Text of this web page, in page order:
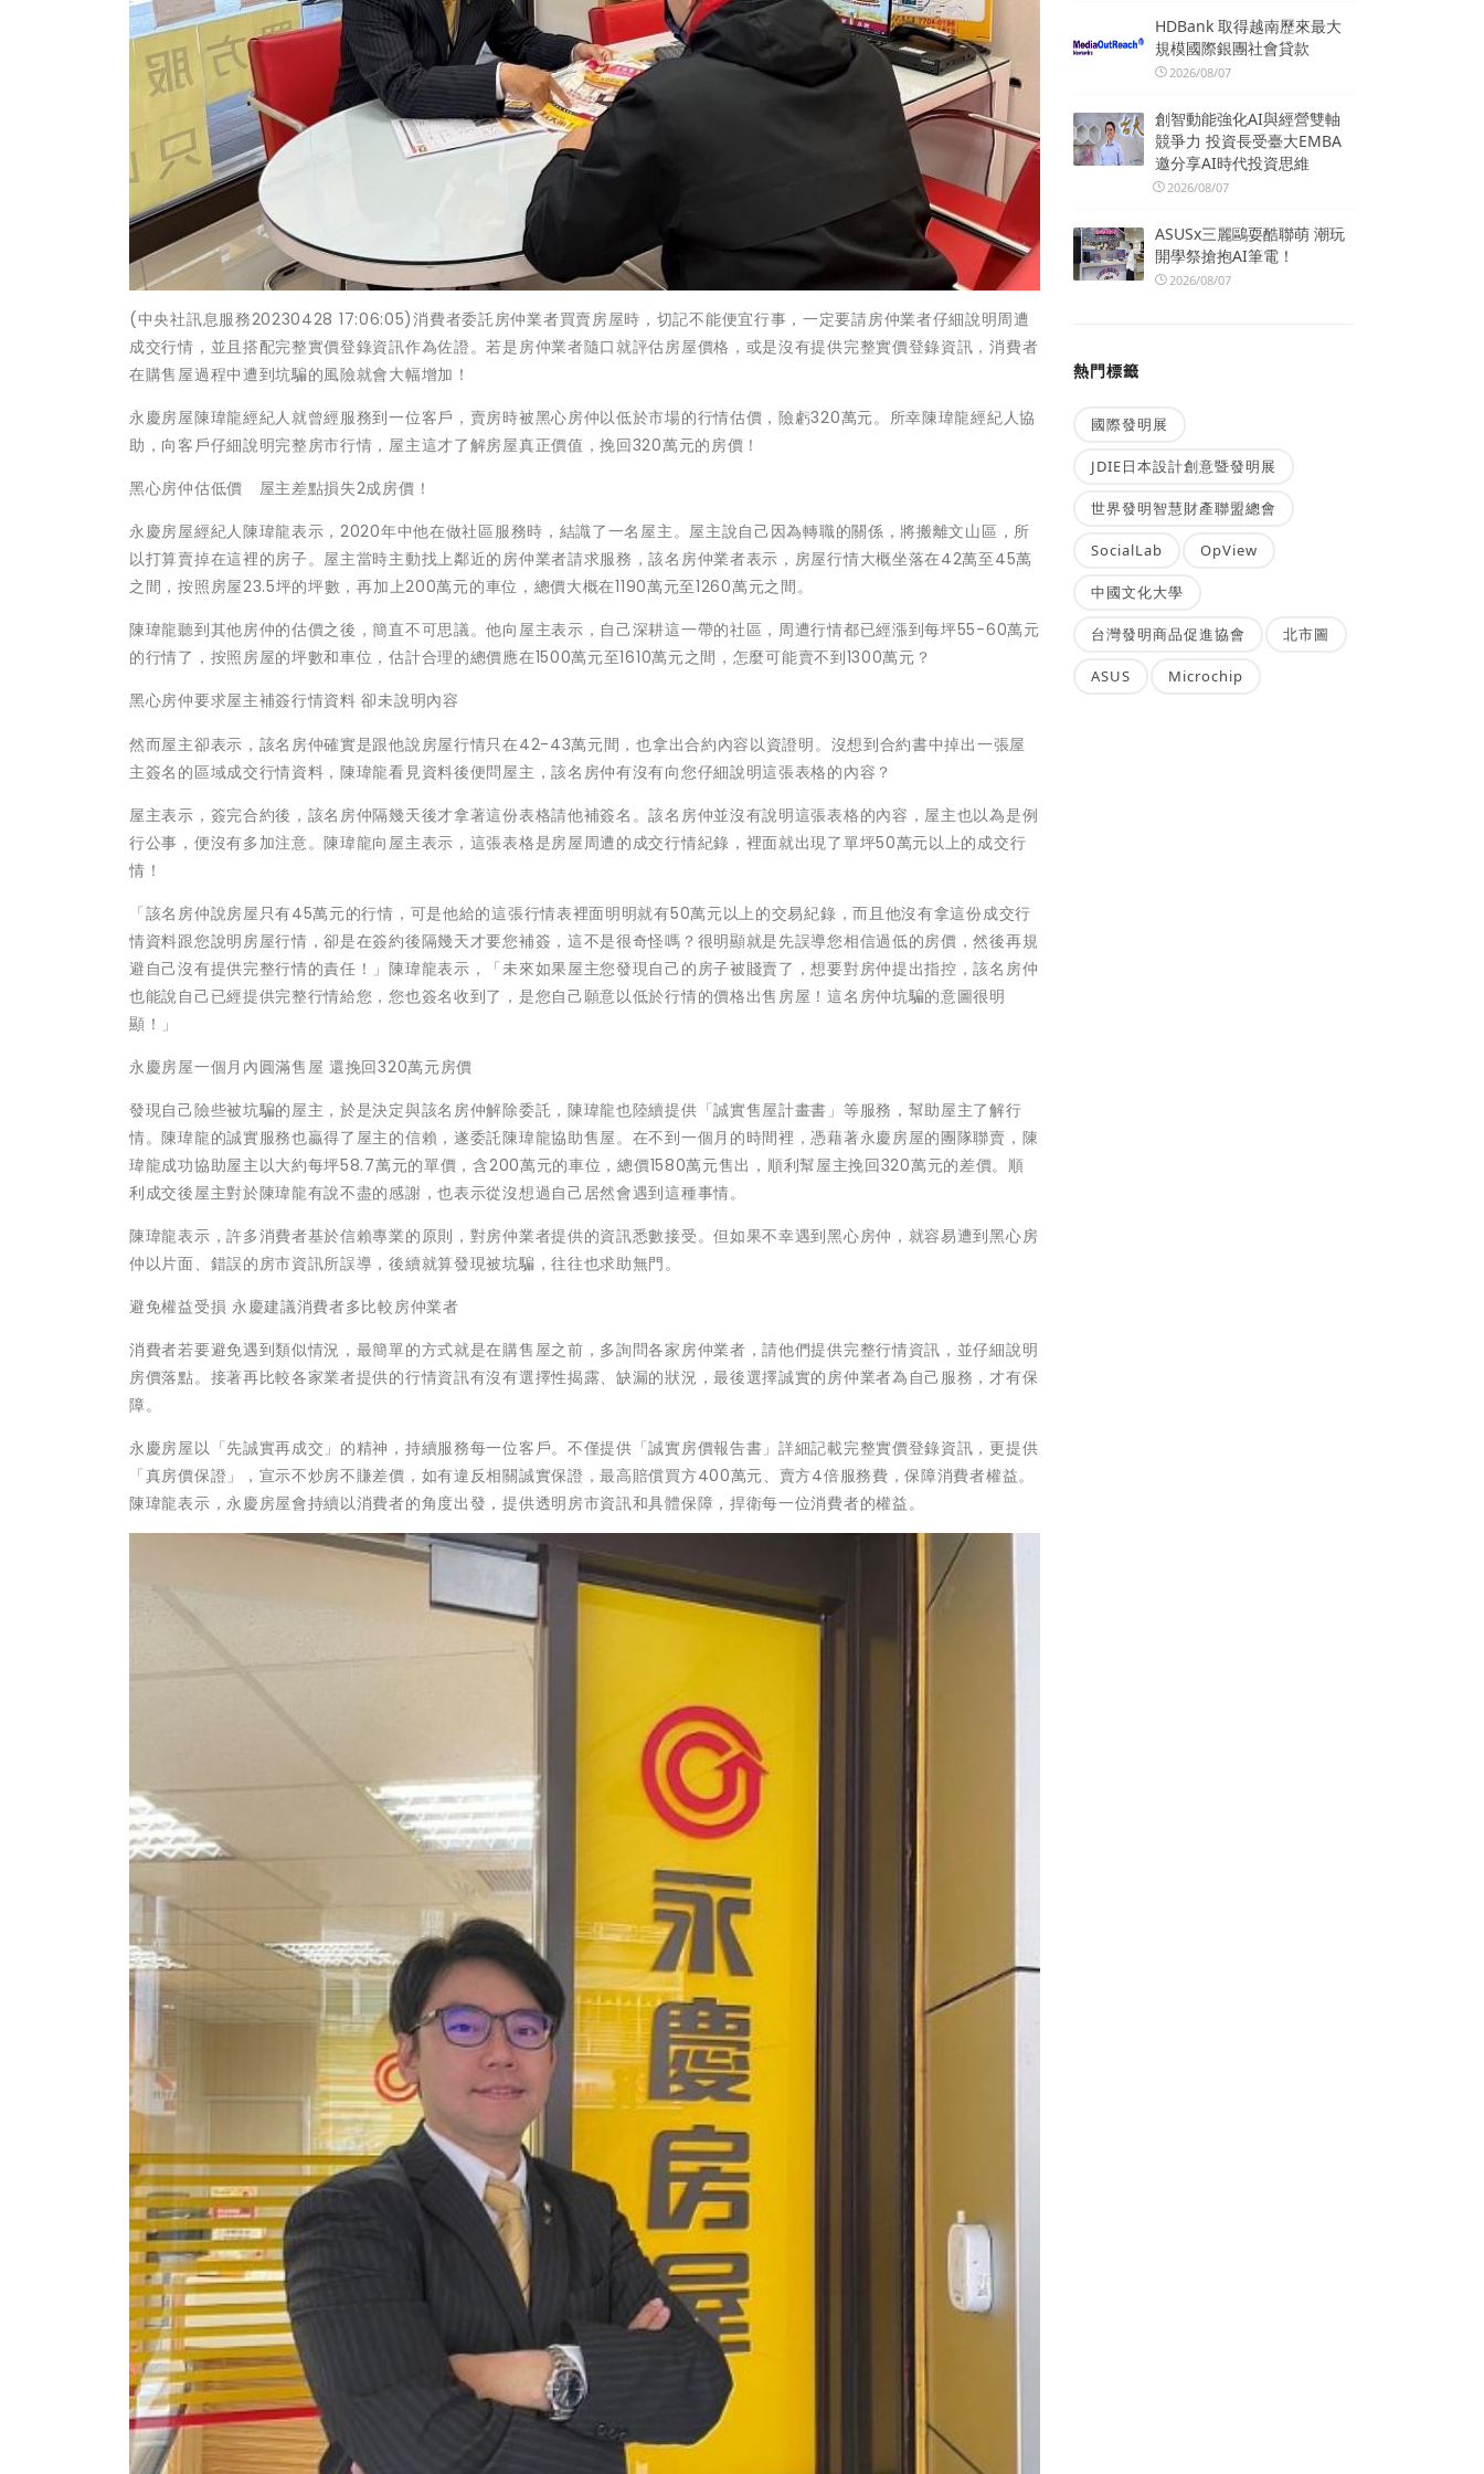
(中央社訊息服務20230428 17:06:05)消費者委託房仲業者買賣房屋時，切記不能便宜行事，一定要請房仲業者仔細說明周遭
成交行情，並且搭配完整實價登錄資訊作為佐證。若是房仲業者隨口就評估房屋價格，或是沒有提供完整實價登錄資訊，消費者
在購售屋過程中遭到坑騙的風險就會大幅增加！
永慶房屋陳瑋龍經紀人就曾經服務到一位客戶，賣房時被黑心房仲以低於市場的行情估價，險虧320萬元。所幸陳瑋龍經紀人協
助，向客戶仔細說明完整房市行情，屋主這才了解房屋真正價值，挽回320萬元的房價！
黑心房仲估低價 屋主差點損失2成房價！
永慶房屋經紀人陳瑋龍表示，2020年中他在做社區服務時，結識了一名屋主。屋主說自己因為轉職的關係，將搬離文山區，所
以打算賣掉在這裡的房子。屋主當時主動找上鄰近的房仲業者請求服務，該名房仲業者表示，房屋行情大概坐落在42萬至45萬
之間，按照房屋23.5坪的坪數，再加上200萬元的車位，總價大概在1190萬元至1260萬元之間。
陳瑋龍聽到其他房仲的估價之後，簡直不可思議。他向屋主表示，自己深耕這一帶的社區，周遭行情都已經漲到每坪55-60萬元
的行情了，按照房屋的坪數和車位，估計合理的總價應在1500萬元至1610萬元之間，怎麼可能賣不到1300萬元？
黑心房仲要求屋主補簽行情資料 卻未說明內容
然而屋主卻表示，該名房仲確實是跟他說房屋行情只在42-43萬元間，也拿出合約內容以資證明。沒想到合約書中掉出一張屋
主簽名的區域成交行情資料，陳瑋龍看見資料後便問屋主，該名房仲有沒有向您仔細說明這張表格的內容？
屋主表示，簽完合約後，該名房仲隔幾天後才拿著這份表格請他補簽名。該名房仲並沒有說明這張表格的內容，屋主也以為是例
行公事，便沒有多加注意。陳瑋龍向屋主表示，這張表格是房屋周遭的成交行情紀錄，裡面就出現了單坪50萬元以上的成交行
情！
「該名房仲說房屋只有45萬元的行情，可是他給的這張行情表裡面明明就有50萬元以上的交易紀錄，而且他沒有拿這份成交行
情資料跟您說明房屋行情，卻是在簽約後隔幾天才要您補簽，這不是很奇怪嗎？很明顯就是先誤導您相信過低的房價，然後再規
避自己沒有提供完整行情的責任！」陳瑋龍表示，「未來如果屋主您發現自己的房子被賤賣了，想要對房仲提出指控，該名房仲
也能說自己已經提供完整行情給您，您也簽名收到了，是您自己願意以低於行情的價格出售房屋！這名房仲坑騙的意圖很明
顯！」
永慶房屋一個月內圓滿售屋 還挽回320萬元房價
發現自己險些被坑騙的屋主，於是決定與該名房仲解除委託，陳瑋龍也陸續提供「誠實售屋計畫書」等服務，幫助屋主了解行
情。陳瑋龍的誠實服務也贏得了屋主的信賴，遂委託陳瑋龍協助售屋。在不到一個月的時間裡，憑藉著永慶房屋的團隊聯賣，陳
瑋龍成功協助屋主以大約每坪58.7萬元的單價，含200萬元的車位，總價1580萬元售出，順利幫屋主挽回320萬元的差價。順
利成交後屋主對於陳瑋龍有說不盡的感謝，也表示從沒想過自己居然會遇到這種事情。
陳瑋龍表示，許多消費者基於信賴專業的原則，對房仲業者提供的資訊悉數接受。但如果不幸遇到黑心房仲，就容易遭到黑心房
仲以片面、錯誤的房市資訊所誤導，後續就算發現被坑騙，往往也求助無門。
避免權益受損 永慶建議消費者多比較房仲業者
消費者若要避免遇到類似情況，最簡單的方式就是在購售屋之前，多詢問各家房仲業者，請他們提供完整行情資訊，並仔細說明
房價落點。接著再比較各家業者提供的行情資訊有沒有選擇性揭露、缺漏的狀況，最後選擇誠實的房仲業者為自己服務，才有保
障。
永慶房屋以「先誠實再成交」的精神，持續服務每一位客戶。不僅提供「誠實房價報告書」詳細記載完整實價登錄資訊，更提供
「真房價保證」，宣示不炒房不賺差價，如有違反相關誠實保證，最高賠償買方400萬元、賣方4倍服務費，保障消費者權益。
陳瑋龍表示，永慶房屋會持續以消費者的角度出發，提供透明房市資訊和具體保障，捍衛每一位消費者的權益。
HDBank 取得越南歷來最大
規模國際銀團社會貸款
2026/08/07
創智動能強化AI與經營雙軸
競爭力 投資長受臺大EMBA
邀分享AI時代投資思維
2026/08/07
ASUSx三麗鷗耍酷聯萌 潮玩
開學祭搶抱AI筆電！
2026/08/07
熱門標籤
國際發明展
JDIE日本設計創意暨發明展
世界發明智慧財產聯盟總會
SocialLab OpView
中國文化大學
台灣發明商品促進協會 北市圖
ASUS Microchip